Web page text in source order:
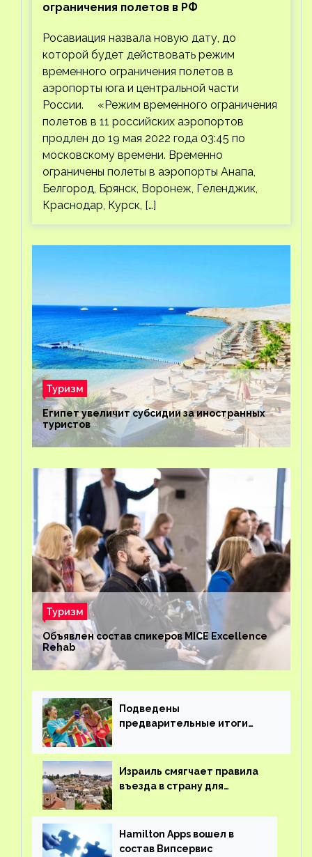
ограничения полетов в РФ
Росавиация назвала новую дату, до
которой будет действовать режим
временного ограничения полетов в
аэропорты юга и центральной части
России. «Режим временного ограничения
полетов в 11 российских аэропортов
продлен до 19 мая 2022 года 03:45 по
московскому времени. Временно
ограничены полеты в аэропорты Анапа,
Белгород, Брянск, Воронеж, Геленджик,
Краснодар, Курск, […]
Туризм
Египет увеличит субсидии за иностранных
туристов
Туризм
Объявлен состав спикеров MICE Excellence
Rehab
Подведены
предварительные итоги
Израиль смягчает правила
въезда в страну для
Hamilton Apps вошел в
состав Випсервис